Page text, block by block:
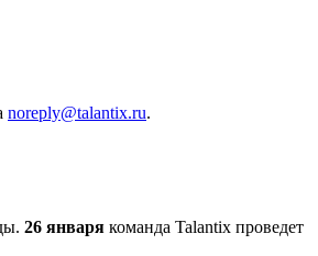
noreply@talantix.ru.
26 января команда Talantix проведет